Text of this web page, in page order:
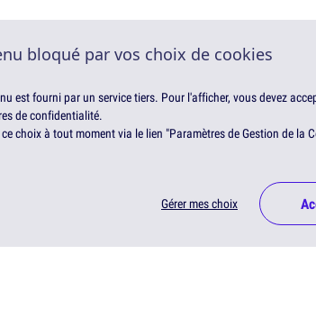
bloqué par vos choix de cookies
est fourni par un service tiers. Pour l'afficher, vous devez
de confidentialité.
choix à tout moment via le lien "Paramètres de Gestion de la
Gérer mes choix